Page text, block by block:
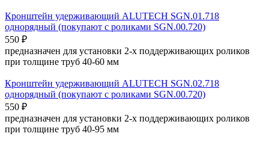
Кронштейн удерживающий ALUTECH SGN.01.718
однорядный (покупают с роликами SGN.00.720)
550 ₽
предназначен для установки 2-х поддерживающих роликов
при толщине труб 40-60 мм
Кронштейн удерживающий ALUTECH SGN.02.718
однорядный (покупают с роликами SGN.00.720)
550 ₽
предназначен для установки 2-х поддерживающих роликов
при толщине труб 40-95 мм